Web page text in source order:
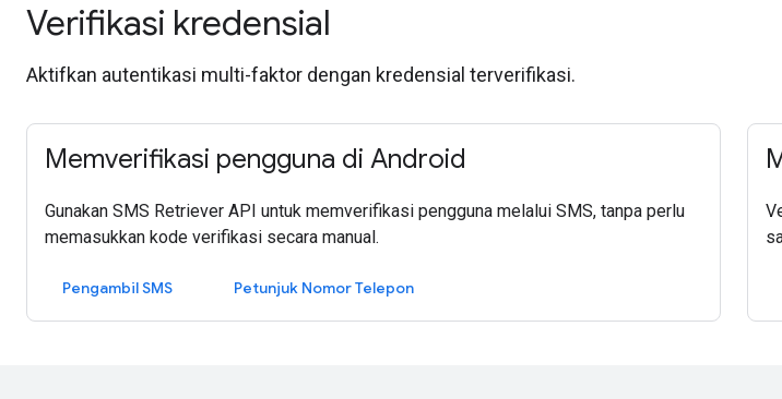
Verifikasi kredensial
Aktifkan autentikasi multi-faktor dengan kredensial terverifikasi.
Memverifikasi pengguna di Android
Gunakan SMS Retriever API untuk memverifikasi pengguna melalui SMS, tanpa perlu
memasukkan kode verifikasi secara manual.
Pengambil SMS Petunjuk Nomor Telepon